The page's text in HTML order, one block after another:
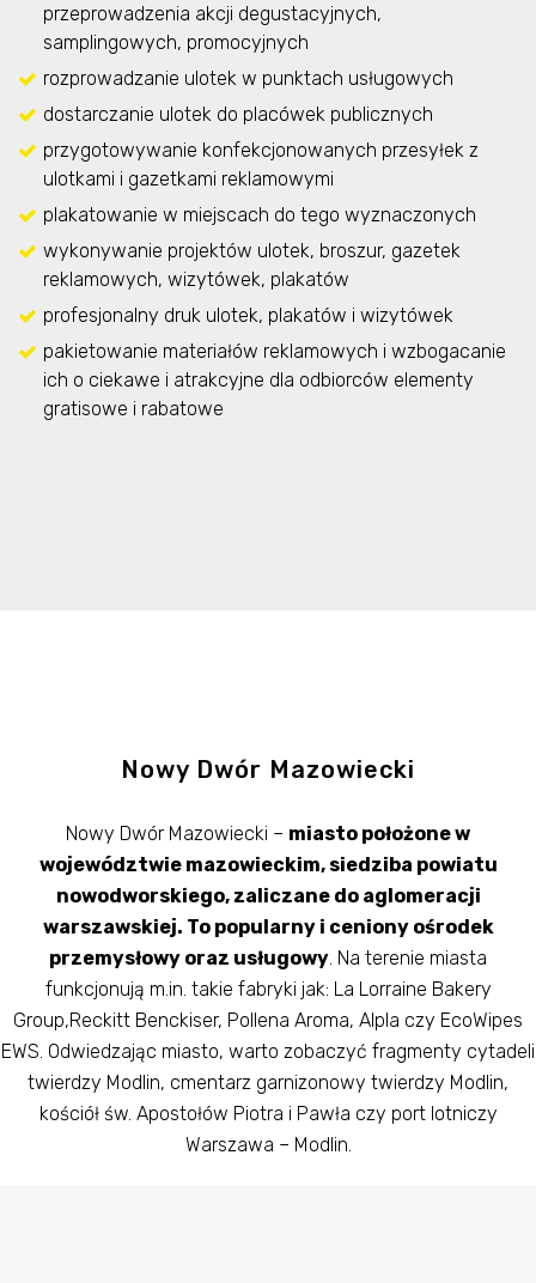
przeprowadzenia akcji degustacyjnych,
samplingowych, promocyjnych
rozprowadzanie ulotek w punktach usługowych
dostarczanie ulotek do placówek publicznych
przygotowywanie konfekcjonowanych przesyłek z
ulotkami i gazetkami reklamowymi
plakatowanie w miejscach do tego wyznaczonych
wykonywanie projektów ulotek, broszur, gazetek
reklamowych, wizytówek, plakatów
profesjonalny druk ulotek, plakatów i wizytówek
pakietowanie materiałów reklamowych i wzbogacanie
ich o ciekawe i atrakcyjne dla odbiorców elementy
gratisowe i rabatowe
Nowy Dwór Mazowiecki
Nowy Dwór Mazowiecki – miasto położone w
województwie mazowieckim, siedziba powiatu
nowodworskiego, zaliczane do aglomeracji
warszawskiej. To popularny i ceniony ośrodek
przemysłowy oraz usługowy . Na terenie miasta
funkcjonują m.in. takie fabryki jak: La Lorraine Bakery
Group,Reckitt Benckiser, Pollena Aroma, Alpla czy EcoWipes
EWS. Odwiedzając miasto, warto zobaczyć fragmenty cytadeli
twierdzy Modlin, cmentarz garnizonowy twierdzy Modlin,
kościół św. Apostołów Piotra i Pawła czy port lotniczy
Warszawa – Modlin.